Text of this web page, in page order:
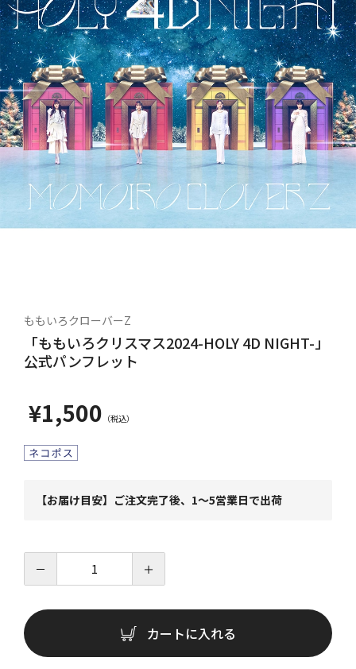
ももいろクローバーZ
「ももいろクリスマス2024-HOLY 4D NIGHT-」
公式パンフレット
¥1,500
【お届け目安】ご注文完了後、1～5営業日で出荷
－ ＋
カートに入れる